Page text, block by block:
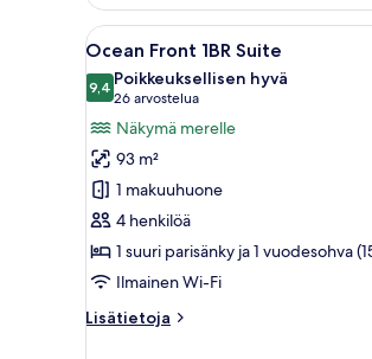
Avaa
kaikki
huonetyypin
Ocean
Front
1BR
Suite
kuvat
21
Ocean Front 1BR Suite
9,49,4 kautta 10
Poikkeuksellisen hyvä
26 arvostelua
(26
arvostelua)
Näkymä merelle
93 m²
1 makuuhuone
4 henkilöä
1 suuri parisänky ja 1 vuodesohva
Ilmainen Wi-Fi
Lisätietoja
Lisätietoja